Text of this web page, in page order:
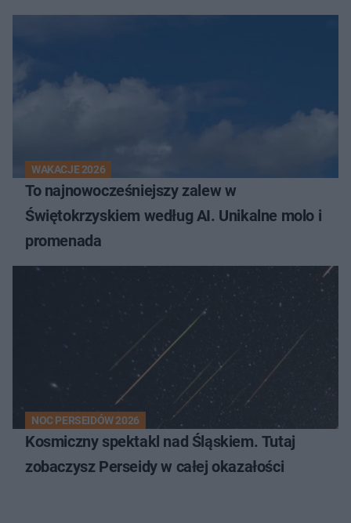
WAKACJE 2026
To najnowocześniejszy zalew w
Świętokrzyskiem według AI. Unikalne molo i
promenada
NOC PERSEIDÓW 2026
Kosmiczny spektakl nad Śląskiem. Tutaj
zobaczysz Perseidy w całej okazałości